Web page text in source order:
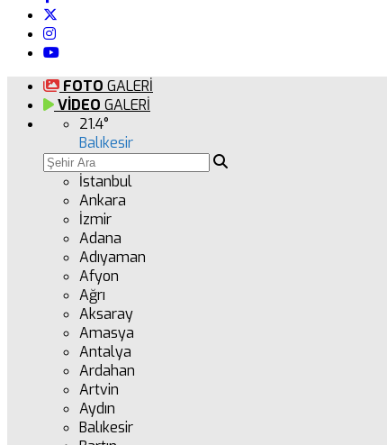
FOTO GALERİ
VİDEO GALERİ
21.4°
Balıkesir
İstanbul
Ankara
İzmir
Adana
Adıyaman
Afyon
Ağrı
Aksaray
Amasya
Antalya
Ardahan
Artvin
Aydın
Balıkesir